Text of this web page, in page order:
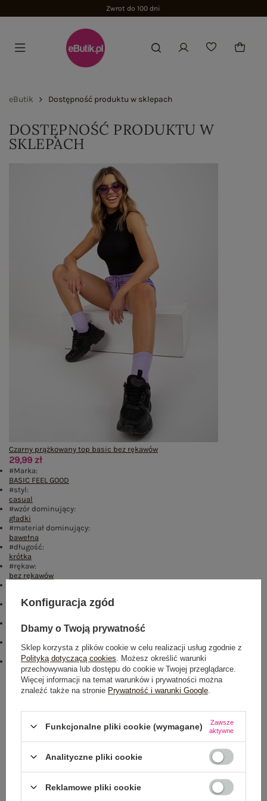
Zwrot do 100 dni
eButik Dostępność produktu w sklepach
DOSTĘPNOŚĆ PRODUKTU W
SKLEPACH
Czarny prążkowany top basic bez rękawów
29,99 zł
#Marka:
BASIC FEEL GOOD
#styl:
casual
#wzór dominujący:
gładki
#materiał dominujący:
bawełna
#długość:
krótka
#rękaw:
bez rękawów
#cechy dodatkowe:
#skład materiału :
10% elastan 90% bawełna
#sposób prania :
pranie w pralce w 30°C
emblemat_FP:
txt_COTTON COMFORT#546070#FFFFFF,dół,lewo,col
Rozmiar: M
Konfiguracja zgód
Dbamy o Twoją prywatność
Sklep korzysta z plików cookie w celu realizacji usług zgodnie z
Polityką dotyczącą cookies . Możesz określić warunki
przechowywania lub dostępu do cookie w Twojej przeglądarce.
Więcej informacji na temat warunków i prywatności można
znaleźć także na stronie Prywatność i warunki Google
Funkcjonalne pliki cookie (wymagane)
Zawsze
aktywne
Analityczne pliki cookie
Reklamowe pliki cookie